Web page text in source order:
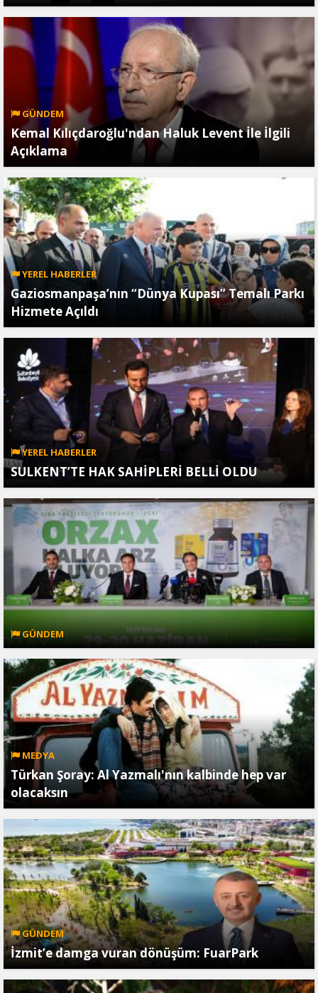
GÜNDEM
Kemal Kılıçdaroğlu'ndan Haluk Levent İle İlgili
Açıklama
YEREL HABERLER
Gaziosmanpaşa’nın “Dünya Kupası” Temalı Parkı
Hizmete Açıldı
YEREL HABERLER
SULKENT’TE HAK SAHİPLERİ BELLİ OLDU
GÜNDEM
MEDYA
Türkan Şoray: Al Yazmalı'nın kalbinde hep var
olacaksın
GÜNDEM
İzmit’e damga vuran dönüşüm: FuarPark